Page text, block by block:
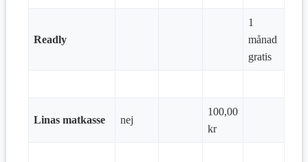
Readly
1
månad
gratis
Linas matkasse nej
100,00
kr